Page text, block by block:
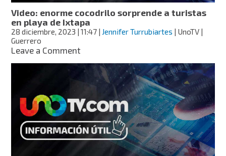
operativo
para
resguardarlo
Video: enorme cocodrilo sorprende a turistas
en playa de Ixtapa
28 diciembre, 2023 | 11:47 | Jennifer Turrubiartes | UnoTV |
Guerrero
Leave a Commenton
enorme
cocodrilo
sorprende
a
turistas
en
playa
de
Ixtapa